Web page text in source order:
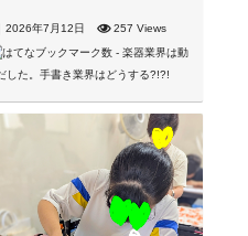
2026年7月12日 257 Views